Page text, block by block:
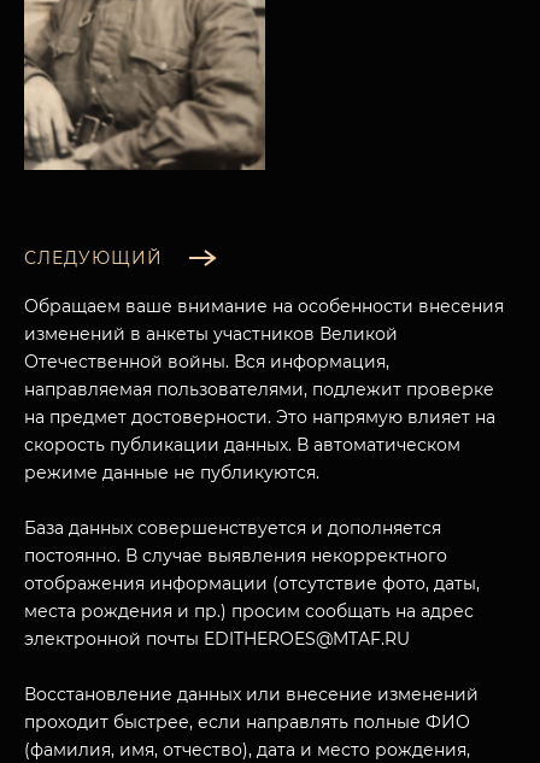
МУЗЕЙНЫЙ КОМПЛЕКС
ПОСЕТИТЕЛЯМ
О НАС
НАЗАД
СЛЕДУЮЩИЙ
Обращаем ваше внимание на особенности внесения
изменений в анкеты участников Великой
Отечественной войны. Вся информация,
направляемая пользователями, подлежит проверке
на предмет достоверности. Это напрямую влияет на
скорость публикации данных. В автоматическом
режиме данные не публикуются.
База данных совершенствуется и дополняется
постоянно. В случае выявления некорректного
отображения информации (отсутствие фото, даты,
места рождения и пр.) просим сообщать на адрес
электронной почты EDITHEROES@MTAF.RU
Восстановление данных или внесение изменений
проходит быстрее, если направлять полные ФИО
(фамилия, имя, отчество), дата и место рождения,